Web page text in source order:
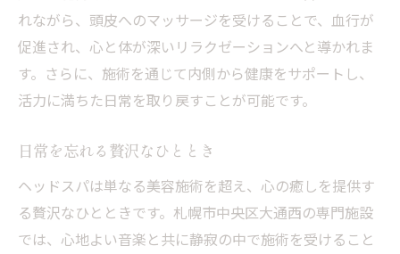
れながら、頭皮へのマッサージを受けることで、血行が
促進され、心と体が深いリラクゼーションへと導かれま
す。さらに、施術を通じて内側から健康をサポートし、
活力に満ちた日常を取り戻すことが可能です。
日常を忘れる贅沢なひととき
ヘッドスパは単なる美容施術を超え、心の癒しを提供す
る贅沢なひとときです。札幌市中央区大通西の専門施設
では、心地よい音楽と共に静寂の中で施術を受けること